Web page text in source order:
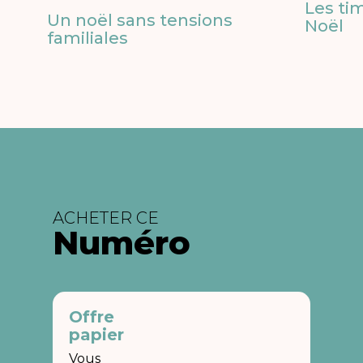
Un noël sans tensions
familiales
Les
Noël
ACHETER CE
Numéro
Offre
papier
Vous